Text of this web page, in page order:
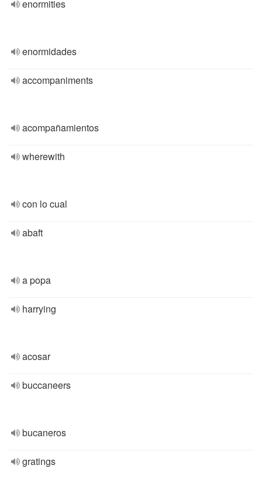
enormities
enormidades
accompaniments
acompañamientos
wherewith
con lo cual
abaft
a popa
harrying
acosar
buccaneers
bucaneros
gratings